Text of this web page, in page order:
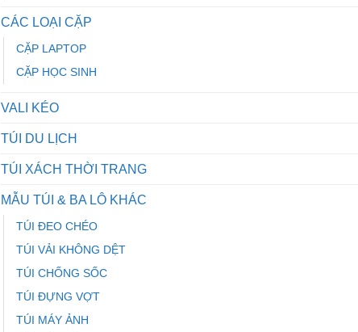
CÁC LOẠI CẶP
CẶP LAPTOP
CẶP HỌC SINH
VALI KÉO
TÚI DU LỊCH
TÚI XÁCH THỜI TRANG
MẪU TÚI & BA LÔ KHÁC
TÚI ĐEO CHÉO
TÚI VẢI KHÔNG DỆT
TÚI CHỐNG SỐC
TÚI ĐỰNG VỢT
TÚI MÁY ẢNH